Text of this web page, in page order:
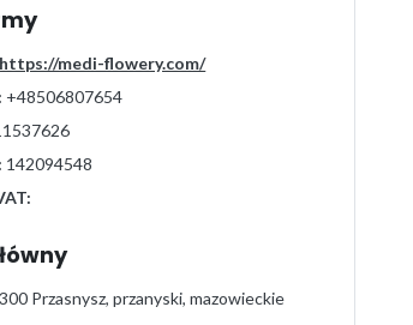
https://medi-flowery.com/
+48506807654
142094548
Przasnysz, przanyski, mazowieckie